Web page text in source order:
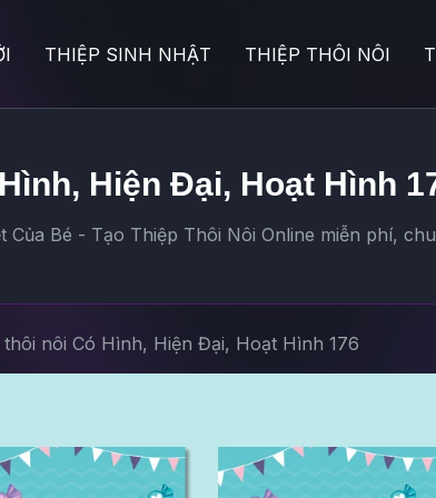
THIỆP SINH NHẬT THIỆP THÔI NÔI
Hiện Đại, Hoạt Hình
Bé - Tạo Thiệp Thôi Nôi Online miễn phí,
nôi Có Hình, Hiện Đại, Hoạt Hình 176